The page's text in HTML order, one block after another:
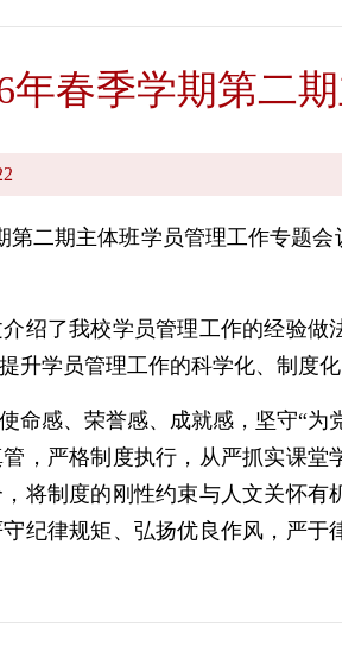
年春季学期第二
二期主体班学员管理工作专题会
了我校学员管理工作的经验做
升学员管理工作的科学化、制度化
感、荣誉感、成就感，坚守“为
，严格制度执行，从严抓实课
将制度的刚性约束与人文关怀
纪律规矩、弘扬优良作风，严